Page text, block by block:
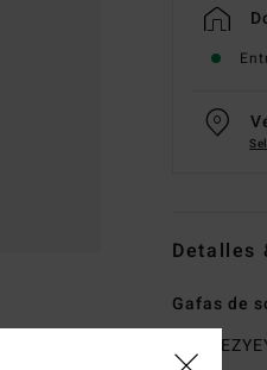
Detalles
Gafas de